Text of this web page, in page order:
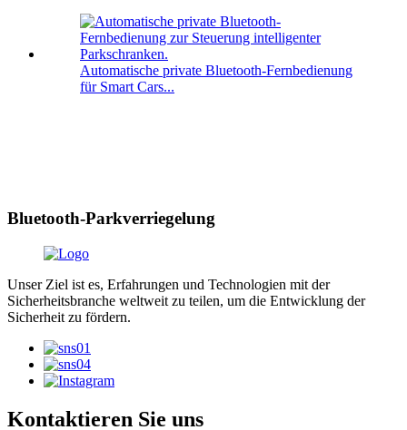
Automatische private Bluetooth-Fernbedienung
für Smart Cars...
Bluetooth-Parkverriegelung
Unser Ziel ist es, Erfahrungen und Technologien mit der
Sicherheitsbranche weltweit zu teilen, um die Entwicklung der
Sicherheit zu fördern.
Kontaktieren Sie uns